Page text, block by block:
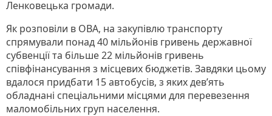
Ленковецька громади.
Як розповіли в ОВА, на закупівлю транспорту
спрямували понад 40 мільйонів гривень державної
субвенції та більше 22 мільйонів гривень
співфінансування з місцевих бюджетів. Завдяки цьому
вдалося придбати 15 автобусів, з яких дев’ять
обладнані спеціальними місцями для перевезення
маломобільних груп населення.